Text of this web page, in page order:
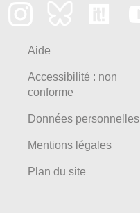
Aide
Accessibilité : non
conforme
Données personnelles
Mentions légales
Plan du site